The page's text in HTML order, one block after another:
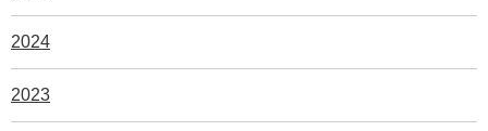
2024
2023